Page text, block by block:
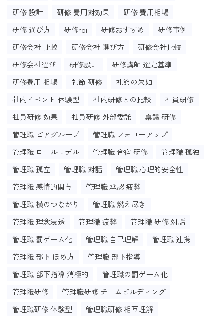
研修 設計
研修 費用対効果
研修 費用相場
研修 選び方
研修roi 研修おすすめ
研修事例
研修会社 比較
研修会社 選び方
研修会社比較
研修会社選び
研修設計
研修講師 選定基準
研修費用 相場
礼節 研修
礼節の欠如
社内イベント 体験型
社内研修との比較
社員研修
社員研修 効果
社員研修 外部委託
稟議 研修
管理職 ピアグループ
管理職 フォローアップ
管理職 ロールモデル
管理職 合宿 研修
管理職 孤独
管理職 孤立
管理職 対話
管理職 心理的安全性
管理職 感情的関与
管理職 承認 疲弊
管理職 横のつながり
管理職 燃え尽き
管理職 理念浸透
管理職 疲弊
管理職 研修 対話
管理職 罰ゲーム化
管理職 自己理解
管理職 連携
管理職 部下 ほめ方
管理職 部下指導
管理職 部下指導 消極的
管理職の罰ゲーム化
管理職研修
管理職研修 チームビルディング
管理職研修 体験型
管理職研修 相互理解